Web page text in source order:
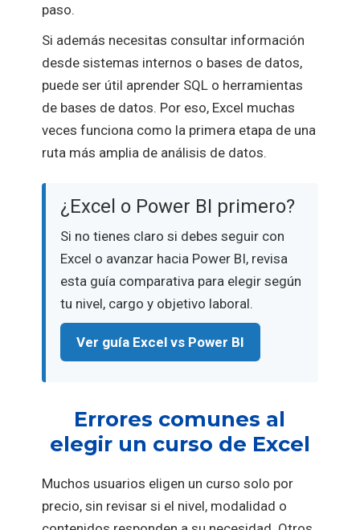
paso.
Si además necesitas consultar información
desde sistemas internos o bases de datos,
puede ser útil aprender SQL o herramientas
de bases de datos. Por eso, Excel muchas
veces funciona como la primera etapa de una
ruta más amplia de análisis de datos.
¿Excel o Power BI primero?
Si no tienes claro si debes seguir con
Excel o avanzar hacia Power BI, revisa
esta guía comparativa para elegir según
tu nivel, cargo y objetivo laboral.
Ver guía Excel vs Power BI
Errores comunes al
elegir un curso de Excel
Muchos usuarios eligen un curso solo por
precio, sin revisar si el nivel, modalidad o